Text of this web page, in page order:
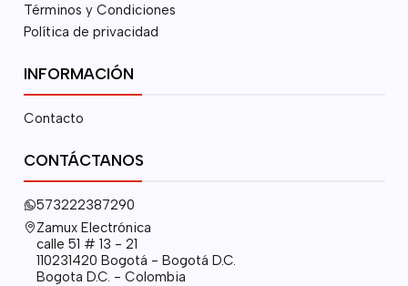
Términos y Condiciones
Política de privacidad
INFORMACIÓN
Contacto
CONTÁCTANOS
573222387290
Zamux Electrónica
calle 51 # 13 - 21
110231420 Bogotá - Bogotá D.C.
Bogota D.C. - Colombia